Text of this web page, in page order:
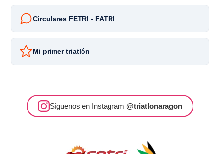
Circulares FETRI - FATRI
Mi primer triatlón
Síguenos en Instagram @triatlonaragon